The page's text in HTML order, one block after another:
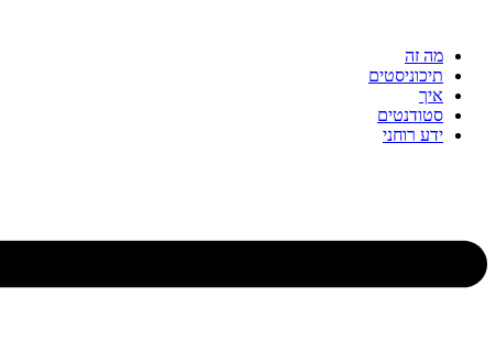
מה זה
תיכוניסטים
איך
סטודנטים
ידע רוחני